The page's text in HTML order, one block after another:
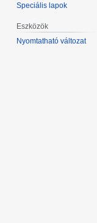
Speciális lapok
Eszközök
Nyomtatható változat